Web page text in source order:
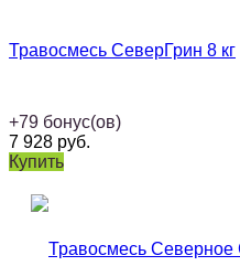
Травосмесь СеверГрин 8 кг
+79 бонус(ов)
7 928 руб.
Купить